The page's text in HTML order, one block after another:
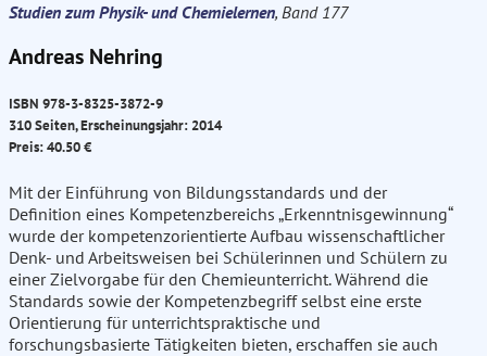
Studien zum Physik- und Chemielernen, Band 177
Andreas Nehring
ISBN 978-3-8325-3872-9
310 Seiten, Erscheinungsjahr: 2014
Preis: 40.50 €
Mit der Einführung von Bildungsstandards und der
Definition eines Kompetenzbereichs „Erkenntnisgewinnung“
wurde der kompetenzorientierte Aufbau wissenschaftlicher
Denk- und Arbeitsweisen bei Schülerinnen und Schülern zu
einer Zielvorgabe für den Chemieunterricht. Während die
Standards sowie der Kompetenzbegriff selbst eine erste
Orientierung für unterrichtspraktische und
forschungsbasierte Tätigkeiten bieten, erschaffen sie auch